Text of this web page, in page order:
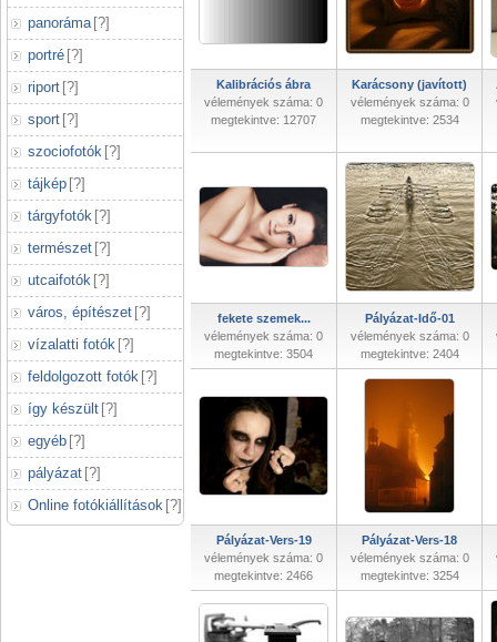
panoráma [?]
portré [?]
riport [?]
sport [?]
szociofotók [?]
tájkép [?]
tárgyfotók [?]
természet [?]
utcaifotók [?]
város, építészet [?]
vízalatti fotók [?]
feldolgozott fotók [?]
így készült [?]
egyéb [?]
pályázat [?]
Online fotókiállítások [?]
Kalibrációs ábra
vélemények száma: 0
megtekintve: 12707
Karácsony (javított)
vélemények száma: 0
megtekintve: 2534
fekete szemek...
vélemények száma: 0
megtekintve: 3504
Pályázat-Idő-01
vélemények száma: 0
megtekintve: 2404
Pályázat-Vers-19
vélemények száma: 0
megtekintve: 2466
Pályázat-Vers-18
vélemények száma: 0
megtekintve: 3254